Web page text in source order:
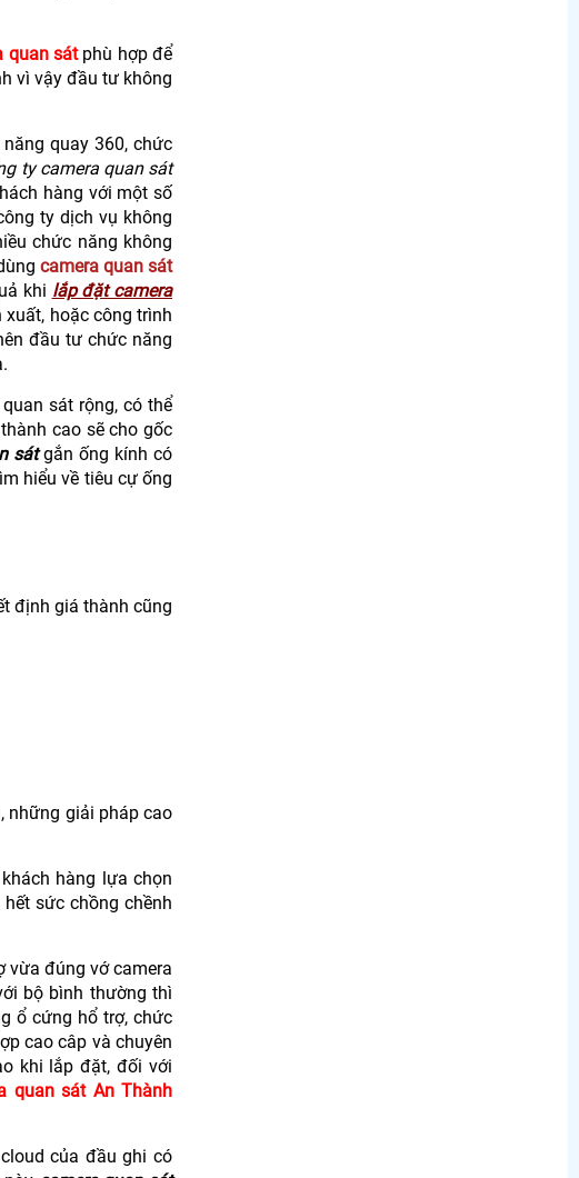
quan sátphù hợp để
vì vậy đầu tư không
quay 360, chức
ty camera quan sát
hàng với một số
ty dịch vụ không
chức năng không
camera quan sát
khi lắp đặt camera
hoặc công trình
đầu tư chức năng
sát rộng, có thể
cao sẽ cho gốc
sátgắn ống kính có
hiểu về tiêu cự ống
định giá thành cũng
những giải pháp cao
hàng lựa chọn
sức chồng chềnh
đúng vớ camera
bộ bình thường thì
ổ cứng hổ trợ, chức
cao câp và chuyên
khi lắp đặt, đối với
quan sát An Thành
của đầu ghi có